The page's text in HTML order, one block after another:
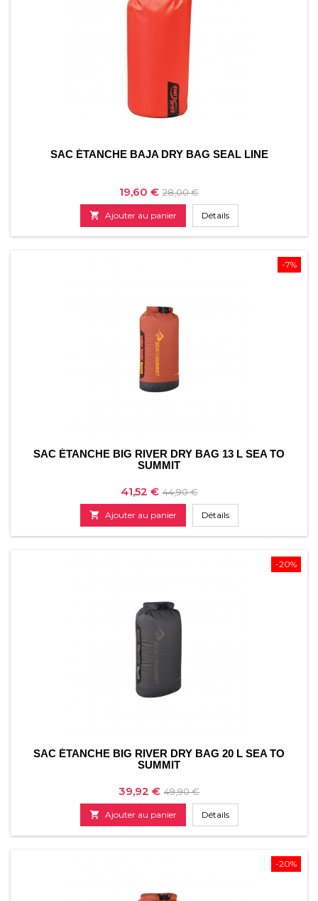
SAC ÉTANCHE BAJA DRY BAG SEAL LINE
Prix
19,60 € Prix
de
base
28,00 €
 Ajouter au panier Détails
-7%
SAC ÉTANCHE BIG RIVER DRY BAG 13 L SEA TO
SUMMIT
Prix
41,52 € Prix
de
base
44,90 €
 Ajouter au panier Détails
-20%
SAC ÉTANCHE BIG RIVER DRY BAG 20 L SEA TO
SUMMIT
Prix
39,92 € Prix
de
base
49,90 €
 Ajouter au panier Détails
-20%